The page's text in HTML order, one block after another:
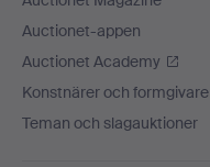
Auctionet-appen
Auctionet Academy
Konstnärer och formgivare
Teman och slagauktioner